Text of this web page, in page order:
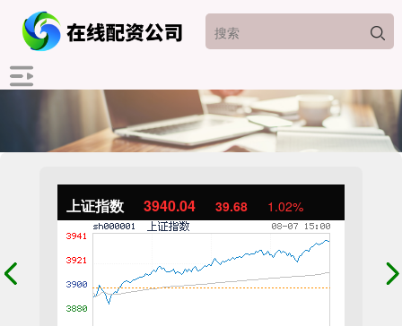
上证指数 3940.04 39.68 1.02%